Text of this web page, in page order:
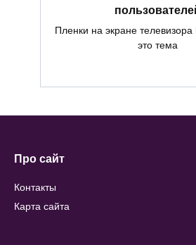
Пленки на экране
это тема
Про сайт
Контакты
Карта сайта